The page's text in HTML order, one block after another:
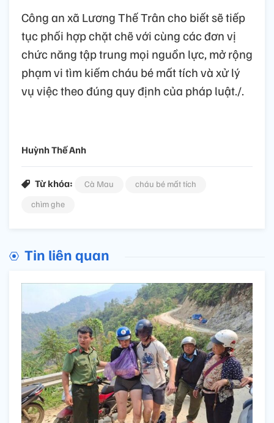
Công an xã Lương Thế Trân cho biết sẽ tiếp
tục phối hợp chặt chẽ với cùng các đơn vị
chức năng tập trung mọi nguồn lực, mở rộng
phạm vi tìm kiếm cháu bé mất tích và xử lý
vụ việc theo đúng quy định của pháp luật./.
Huỳnh Thế Anh
Từ khóa: Cà Mau
cháu bé mất tích
chìm ghe
Tin liên quan